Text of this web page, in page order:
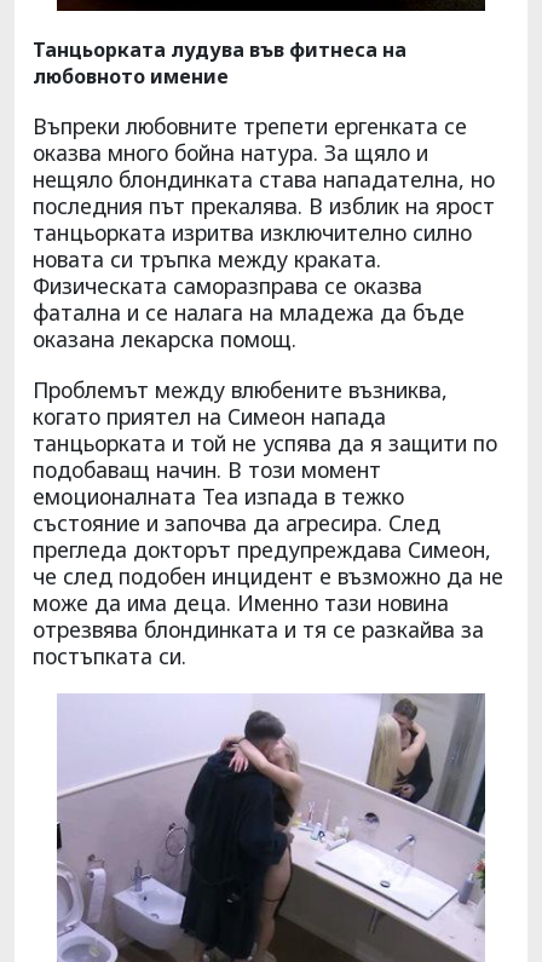
Танцьорката лудува във фитнеса на
любовното имение
Въпреки любовните трепети ергенката се
оказва много бойна натура. За щяло и
нещяло блондинката става нападателна, но
последния път прекалява. В изблик на ярост
танцьорката изритва изключително силно
новата си тръпка между краката.
Физическата саморазправа се оказва
фатална и се налага на младежа да бъде
оказана лекарска помощ.
Проблемът между влюбените възниква,
когато приятел на Симеон напада
танцьорката и той не успява да я защити по
подобаващ начин. В този момент
емоционалната Теа изпада в тежко
състояние и започва да агресира. След
прегледа докторът предупреждава Симеон,
че след подобен инцидент е възможно да не
може да има деца. Именно тази новина
отрезвява блондинката и тя се разкайва за
постъпката си.